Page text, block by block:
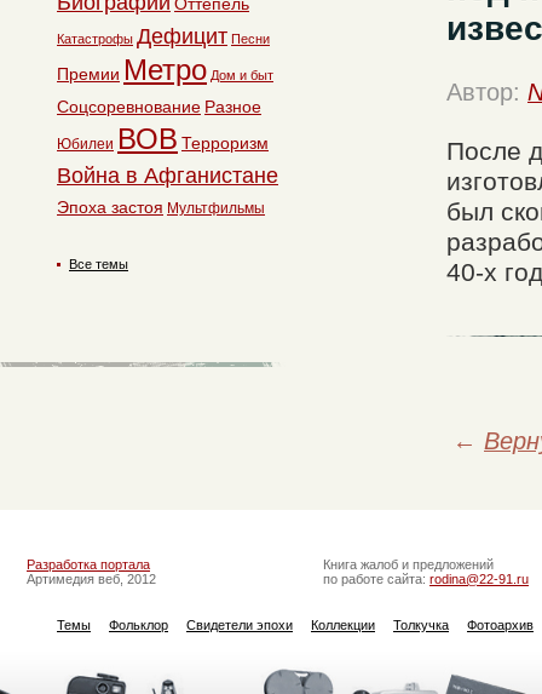
Автор:
После
был
40-х
←
Катастрофы Дефицит Песни
Премии Метро Дом и быт
Соцсоревнование Разное
Юбилеи ВОВ Терроризм
Война в Афганистане
Эпоха застоя Мультфильмы
Все темы
Разработка портала
Артимедия веб, 2012
Книга жалоб и предложений
по работе сайта: rodina@22-91.ru
Темы Фольклор Свидетели эпохи Коллекции Толкучка Фотоархив